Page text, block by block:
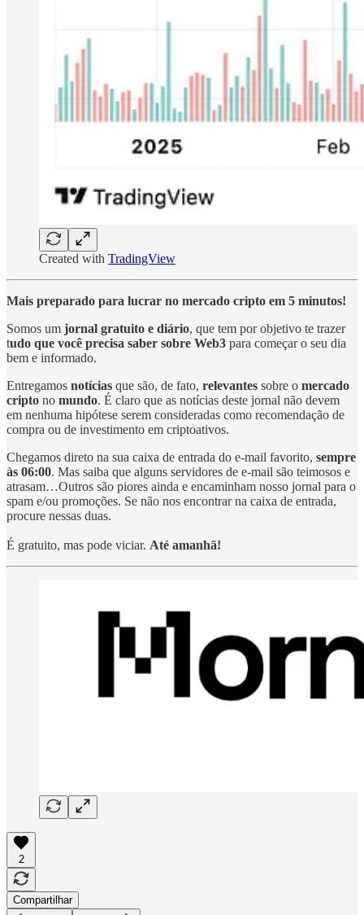
Created with TradingView
Mais preparado para lucrar no mercado cripto em 5 minutos!
Somos um jornal gratuito e diário, que tem por objetivo te trazer
tudo que você precisa saber sobre Web3 para começar o seu dia
bem e informado.
Entregamos notícias que são, de fato, relevantes sobre o mercado
cripto no mundo. É claro que as notícias deste jornal não devem
em nenhuma hipótese serem consideradas como recomendação de
compra ou de investimento em criptoativos.
Chegamos direto na sua caixa de entrada do e-mail favorito, sempre
às 06:00. Mas saiba que alguns servidores de e-mail são teimosos e
atrasam…Outros são piores ainda e encaminham nosso jornal para o
spam e/ou promoções. Se não nos encontrar na caixa de entrada,
procure nessas duas.
É gratuito, mas pode viciar. Até amanhã!
2
Compartilhar